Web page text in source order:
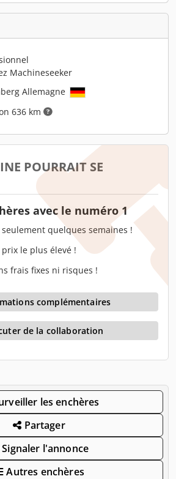
Machineseeker
Allemagne
636 km
POURRAIT SE
avec le numéro 1
quelques semaines !
le plus élevé !
frais fixes ni risques !
complémentaires
de la collaboration
les enchères
Partager
Signaler l'annonce
Autres enchères